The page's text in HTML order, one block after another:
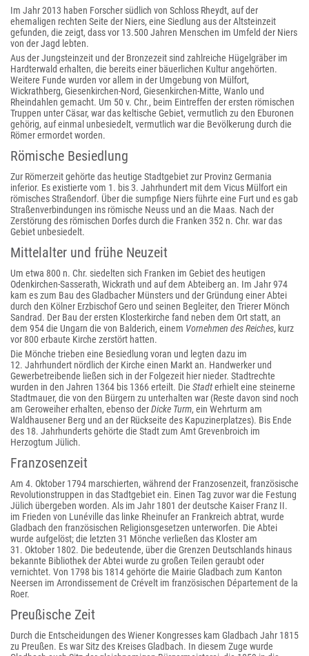
Im Jahr 2013 haben Forscher südlich von Schloss Rheydt, auf der
ehemaligen rechten Seite der Niers, eine Siedlung aus der Altsteinzeit
gefunden, die zeigt, dass vor 13.500 Jahren Menschen im Umfeld der Niers
von der Jagd lebten.
Aus der Jungsteinzeit und der Bronzezeit sind zahlreiche Hügelgräber im
Hardterwald erhalten, die bereits einer bäuerlichen Kultur angehörten.
Weitere Funde wurden vor allem in der Umgebung von Mülfort,
Wickrathberg, Giesenkirchen-Nord, Giesenkirchen-Mitte, Wanlo und
Rheindahlen gemacht. Um 50 v. Chr., beim Eintreffen der ersten römischen
Truppen unter Cäsar, war das keltische Gebiet, vermutlich zu den Eburonen
gehörig, auf einmal unbesiedelt, vermutlich war die Bevölkerung durch die
Römer ermordet worden.
Römische Besiedlung
Zur Römerzeit gehörte das heutige Stadtgebiet zur Provinz Germania
inferior. Es existierte vom 1. bis 3. Jahrhundert mit dem Vicus Mülfort ein
römisches Straßendorf. Über die sumpfige Niers führte eine Furt und es gab
Straßenverbindungen ins römische Neuss und an die Maas. Nach der
Zerstörung des römischen Dorfes durch die Franken 352 n. Chr. war das
Gebiet unbesiedelt.
Mittelalter und frühe Neuzeit
Um etwa 800 n. Chr. siedelten sich Franken im Gebiet des heutigen
Odenkirchen-Sasserath, Wickrath und auf dem Abteiberg an. Im Jahr 974
kam es zum Bau des Gladbacher Münsters und der Gründung einer Abtei
durch den Kölner Erzbischof Gero und seinen Begleiter, den Trierer Mönch
Sandrad. Der Bau der ersten Klosterkirche fand neben dem Ort statt, an
dem 954 die Ungarn die von Balderich, einem Vornehmen des Reiches, kurz
vor 800 erbaute Kirche zerstört hatten.
Die Mönche trieben eine Besiedlung voran und legten dazu im
12. Jahrhundert nördlich der Kirche einen Markt an. Handwerker und
Gewerbetreibende ließen sich in der Folgezeit hier nieder. Stadtrechte
wurden in den Jahren 1364 bis 1366 erteilt. Die Stadterhielt eine steinerne
Stadtmauer, die von den Bürgern zu unterhalten war (Reste davon sind noch
am Geroweiher erhalten, ebenso derDicke Turm, ein Wehrturm am
Waldhausener Berg und an der Rückseite des Kapuzinerplatzes). Bis Ende
des 18. Jahrhunderts gehörte die Stadt zum Amt Grevenbroich im
Herzogtum Jülich.
Franzosenzeit
Am 4. Oktober 1794 marschierten, während der Franzosenzeit, französische
Revolutionstruppen in das Stadtgebiet ein. Einen Tag zuvor war die Festung
Jülich übergeben worden. Als im Jahr 1801 der deutsche Kaiser Franz II.
im Frieden von Lunéville das linke Rheinufer an Frankreich abtrat, wurde
Gladbach den französischen Religionsgesetzen unterworfen. Die Abtei
wurde aufgelöst; die letzten 31 Mönche verließen das Kloster am
31. Oktober 1802. Die bedeutende, über die Grenzen Deutschlands hinaus
bekannte Bibliothek der Abtei wurde zu großen Teilen geraubt oder
vernichtet. Von 1798 bis 1814 gehörte die Mairie Gladbach zum Kanton
Neersen im Arrondissement de Crévelt im französischen Département de la
Roer.
Preußische Zeit
Durch die Entscheidungen des Wiener Kongresses kam Gladbach Jahr 1815
zu Preußen. Es war Sitz des Kreises Gladbach. In diesem Zuge wurde